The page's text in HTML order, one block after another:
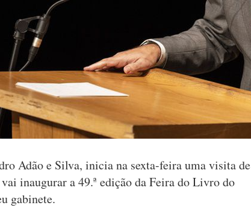
Adão e Silva, inicia na sexta-feira uma visita de
inaugurar a 49.ª edição da Feira do Livro do
gabinete.